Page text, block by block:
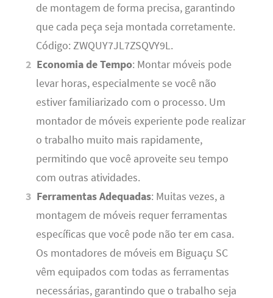
de montagem de forma precisa, garantindo
que cada peça seja montada corretamente.
Código: ZWQUY7JL7ZSQVY9L.
Economia de Tempo: Montar móveis pode
levar horas, especialmente se você não
estiver familiarizado com o processo. Um
montador de móveis experiente pode realizar
o trabalho muito mais rapidamente,
permitindo que você aproveite seu tempo
com outras atividades.
Ferramentas Adequadas: Muitas vezes, a
montagem de móveis requer ferramentas
específicas que você pode não ter em casa.
Os montadores de móveis em Biguaçu SC
vêm equipados com todas as ferramentas
necessárias, garantindo que o trabalho seja